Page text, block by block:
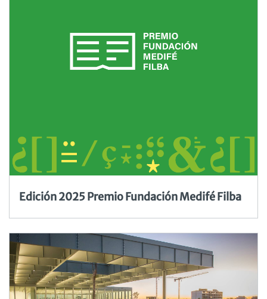
Edición 2025 Premio Fundación Medifé Filba